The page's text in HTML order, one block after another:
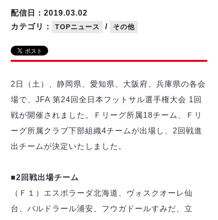
個人ランキング｜シュート成功率
個人ランキング｜第2PK
メットライフ生命Ｆ２リーグ
順位表
戦績表
警告・退場・出場停止選手
個人ランキング｜シュート
個人ランキング｜シュート成功率
メットライフ生命Ｆリーグカップ 2026
試合日程・結果
立川アスレティックFC
ペスカドーラ町田
ボアルース長野
シュライカー大阪
ボルクバレット北九州
バサジィ大分
メットライフ生命Ｆ２リーグ
リガーレヴィア葛飾
Y．S．C．C．横浜
ヴィンセドール白山
リーグ概要 ABOUT US
リーグ概要
大会概要
リーグ要項
クラブライセンス関連
過去の記録
過去の試合記録
ディビジョン1 試合記録
ディビジョン2 試合記録
Ｆリーグカップ 試合記録
リーグ統計データ
記念ゴール
ハットトリック
担当審判員
プロジェクト PROJECT
ABeam AWARD
DIVISION 01
DIVISION 02
カテゴリ： TOPニュース / その他
配信日：2019.03.02
2日（土）、静岡県、愛知県、大阪府、兵庫県の各会
場で、JFA 第24回全日本フットサル選手権大会 1回
戦が開催されました。Ｆリーグ所属18チーム、Ｆリ
ーグ所属クラブ下部組織4チームが出場し、2回戦進
出チームが決定いたしました。
■2回戦出場チーム
（Ｆ１）エスポラーダ北海道、ヴォスクオーレ仙
台、バルドラール浦安、フウガドールすみだ、立